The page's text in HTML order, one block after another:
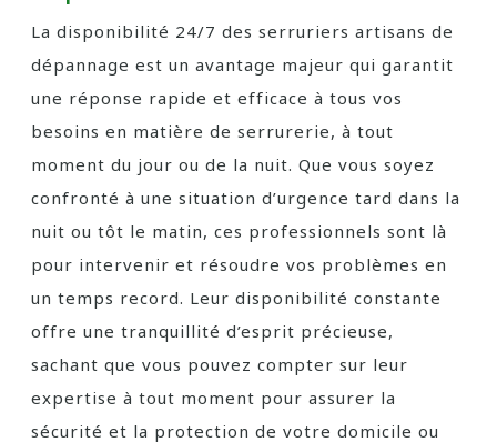
La disponibilité 24/7 des serruriers artisans de
dépannage est un avantage majeur qui garantit
une réponse rapide et efficace à tous vos
besoins en matière de serrurerie, à tout
moment du jour ou de la nuit. Que vous soyez
confronté à une situation d’urgence tard dans la
nuit ou tôt le matin, ces professionnels sont là
pour intervenir et résoudre vos problèmes en
un temps record. Leur disponibilité constante
offre une tranquillité d’esprit précieuse,
sachant que vous pouvez compter sur leur
expertise à tout moment pour assurer la
sécurité et la protection de votre domicile ou